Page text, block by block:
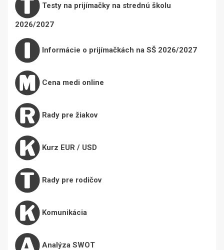
Testy na prijímačky na strednú školu
2026/2027
Informácie o prijímačkách na SŠ 2026/2027
Cena medi online
Rady pre žiakov
Kurz EUR / USD
Rady pre rodičov
Komunikácia
Analýza SWOT